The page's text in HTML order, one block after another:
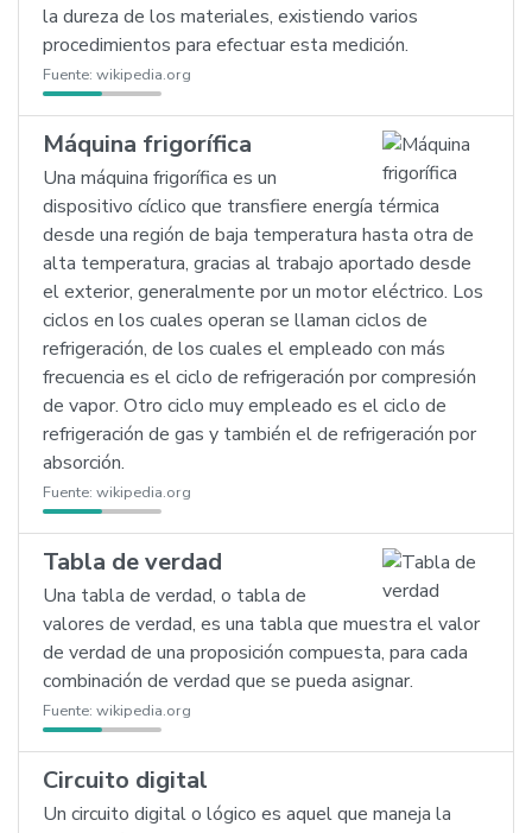
la dureza de los materiales, existiendo varios
procedimientos para efectuar esta medición.
Fuente: wikipedia.org
Máquina frigorífica
Una máquina frigorífica es un
dispositivo cíclico que transfiere energía térmica
desde una región de baja temperatura hasta otra de
alta temperatura, gracias al trabajo aportado desde
el exterior, generalmente por un motor eléctrico. Los
ciclos en los cuales operan se llaman ciclos de
refrigeración, de los cuales el empleado con más
frecuencia es el ciclo de refrigeración por compresión
de vapor. Otro ciclo muy empleado es el ciclo de
refrigeración de gas y también el de refrigeración por
absorción.
Fuente: wikipedia.org
Tabla de verdad
Una tabla de verdad, o tabla de
valores de verdad, es una tabla que muestra el valor
de verdad de una proposición compuesta, para cada
combinación de verdad que se pueda asignar.
Fuente: wikipedia.org
Circuito digital
Un circuito digital o lógico es aquel que maneja la